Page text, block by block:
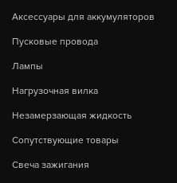
Аксессуары для аккумуляторов
Пусковые провода
Лампы
Нагрузочная вилка
Незамерзающая жидкость
Сопутствующие товары
Свеча зажигания